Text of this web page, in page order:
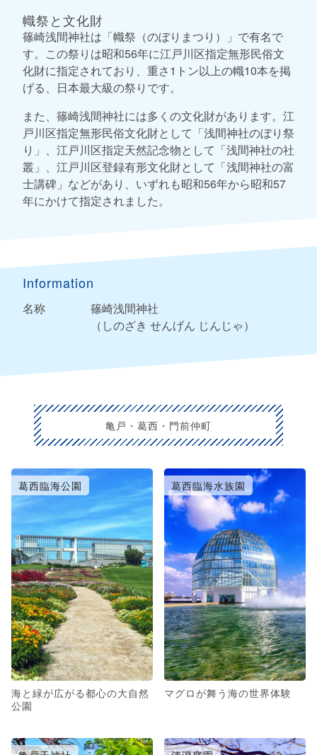
幟祭と文化財
篠崎浅間神社は「幟祭（のぼりまつり）」で有名で
す。この祭りは昭和56年に江戸川区指定無形民俗文
化財に指定されており、重さ1トン以上の幟10本を掲
げる、日本最大級の祭りです。
また、篠崎浅間神社には多くの文化財があります。江
戸川区指定無形民俗文化財として「浅間神社のぼり祭
り」、江戸川区指定天然記念物として「浅間神社の社
叢」、江戸川区登録有形文化財として「浅間神社の富
士講碑」などがあり、いずれも昭和56年から昭和57
年にかけて指定されました。
Information
名称
篠崎浅間神社
（しのざき せんげん じんじゃ）
亀戸・葛西・門前仲町
葛西臨海公園
海と緑が広がる都心の大自然
公園
葛西臨海水族園
マグロが舞う海の世界体験